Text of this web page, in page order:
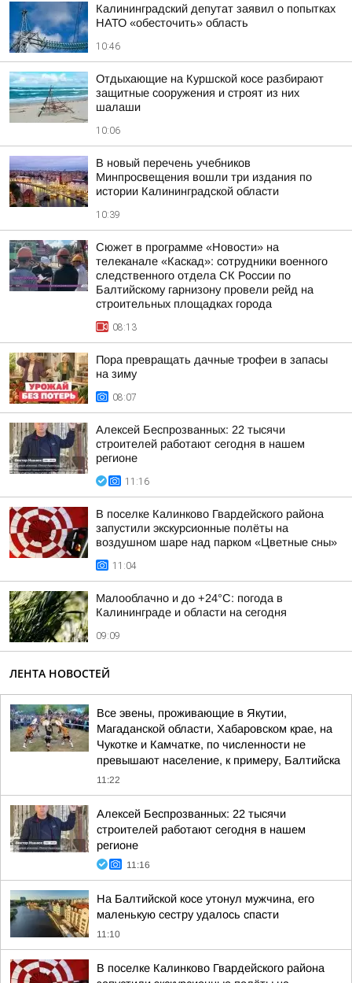
Калининградский депутат заявил о попытках
НАТО «обесточить» область
10:46
Отдыхающие на Куршской косе разбирают
защитные сооружения и строят из них
шалаши
10:06
В новый перечень учебников
Минпросвещения вошли три издания по
истории Калининградской области
10:39
Сюжет в программе «Новости» на
телеканале «Каскад»: сотрудники военного
следственного отдела СК России по
Балтийскому гарнизону провели рейд на
строительных площадках города
08:13
Пора превращать дачные трофеи в запасы
на зиму
08:07
Алексей Беспрозванных: 22 тысячи
строителей работают сегодня в нашем
регионе
11:16
В поселке Калинково Гвардейского района
запустили экскурсионные полёты на
воздушном шаре над парком «Цветные сны»
11:04
Малооблачно и до +24°С: погода в
Калининграде и области на сегодня
09:09
ЛЕНТА НОВОСТЕЙ
Все эвены, проживающие в Якутии,
Магаданской области, Хабаровском крае, на
Чукотке и Камчатке, по численности не
превышают население, к примеру, Балтийска
11:22
Алексей Беспрозванных: 22 тысячи
строителей работают сегодня в нашем
регионе
11:16
На Балтийской косе утонул мужчина, его
маленькую сестру удалось спасти
11:10
В поселке Калинково Гвардейского района